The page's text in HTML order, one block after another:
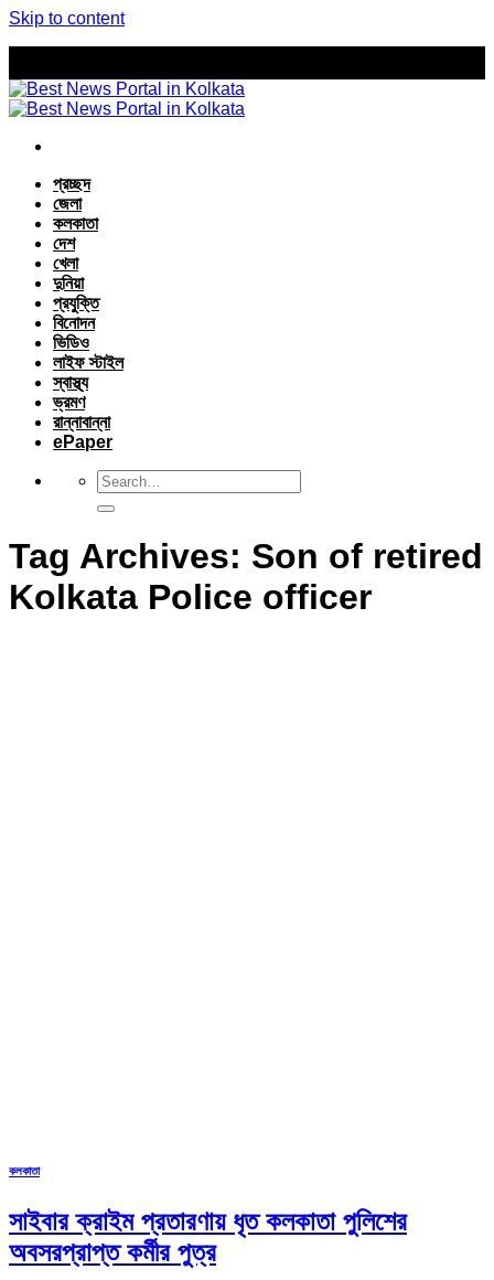
Skip to content
প্রচ্ছদ
জেলা
কলকাতা
দেশ
খেলা
দুনিয়া
প্রযুক্তি
বিনোদন
ভিডিও
লাইফ স্টাইল
স্বাস্থ্য
ভ্রমণ
রান্নাবান্না
ePaper
Tag Archives: Son of retired
Kolkata Police officer
কলকাতা
সাইবার ক্রাইম প্রতারণায় ধৃত কলকাতা পুলিশের
অবসরপ্রাপ্ত কর্মীর পুত্র